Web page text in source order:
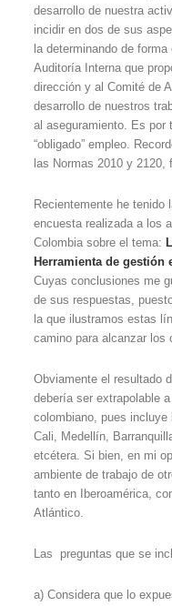
desarrollo de nuestra
incidir en dos de sus
la determinando de
Auditoría Interna que
dirección y al Comité de
desarrollo de nuestros
al aseguramiento. Es por
“obligado” empleo.
las Normas 2010 y 2120,
Recientemente he tenido
encuesta realizada a los
Colombia sobre el tema:
Herramienta de gestión
Cuyas conclusiones me
de sus respuestas,
la que ilustramos estas
camino para alcanzar los
Obviamente el resultado
debería ser extrapolable
colombiano, pues incluye
Cali, Medellín,
etcétera. Si bien, en mi
ambiente de trabajo de
tanto en Iberoamérica,
Atlántico.
Las preguntas que se
a) Considera que lo